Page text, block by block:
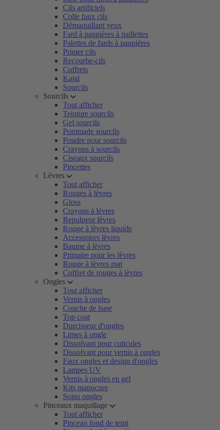
Cils artificiels
Colle faux cils
Démaquillant yeux
Fard à paupières à paillettes
Palettes de fards à paupières
Primer cils
Recourbe-cils
Coffrets
Kajal
Sourcils
Sourcils
Tout afficher
Teinture sourcils
Gel sourcils
Pommade sourcils
Poudre pour sourcils
Crayons à sourcils
Ciseaux sourcils
Pincettes
Lèvres
Tout afficher
Rouges à lèvres
Gloss
Crayons à lèvres
Repulpeur lèvres
Rouge à lèvres liquide
Accessoires lèvres
Baume à lèvres
Primaire pour les lèvres
Rouge à lèvres mat
Coffret de rouges à lèvres
Ongles
Tout afficher
Vernis à ongles
Couche de base
Top coat
Durcisseur d'ongles
Limes à ongle
Dissolvant pour cuticules
Dissolvant pour vernis à ongles
Faux ongles et design d'ongles
Lampes UV
Vernis à ongles en gel
Kits manucure
Soins ongles
Pinceaux maquillage
Tout afficher
Pinceau fond de teint